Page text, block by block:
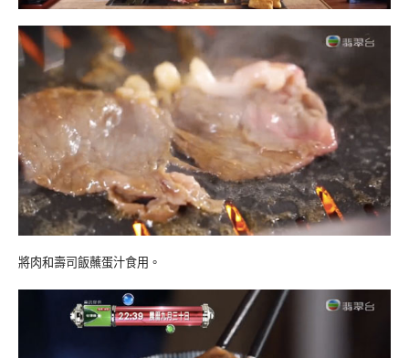
將肉和壽司飯蘸蛋汁食用。